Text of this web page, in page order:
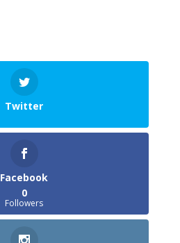
Twitter
Facebook
0
Followers